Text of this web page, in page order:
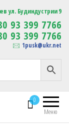
Изготовление
продукции
с логотипом
ул. Будиндустрии 9
93 399 7766
93 399 7766
1pusk@ukr.net
Меню
0